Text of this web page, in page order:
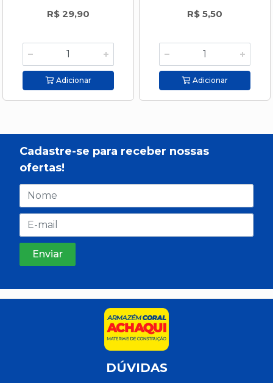
R$ 29,90
Adicionar
R$ 5,50
Adicionar
Cadastre-se para receber nossas
ofertas!
DÚVIDAS